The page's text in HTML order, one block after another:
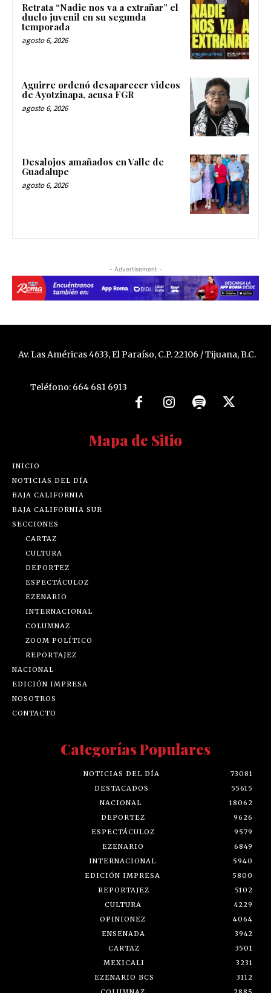
Retrata “Nadie nos va a extrañar” el
duelo juvenil en su segunda
temporada
agosto 6, 2026
Aguirre ordenó desaparecer videos
de Ayotzinapa, acusa FGR
agosto 6, 2026
Desalojos amañados en Valle de
Guadalupe
agosto 6, 2026
- Advertisement -
Av. Las Américas 4633, El Paraíso, C.P. 22106 / Tijuana, B.C.
Teléfono: 664 681 6913
Mapa de Sitio
INICIO
NOTICIAS DEL DÍA
BAJA CALIFORNIA
BAJA CALIFORNIA SUR
SECCIONES
CARTAZ
CULTURA
DEPORTEZ
ESPECTÁCULOZ
EZENARIO
INTERNACIONAL
COLUMNAZ
ZOOM POLÍTICO
REPORTAJEZ
NACIONAL
EDICIÓN IMPRESA
NOSOTROS
CONTACTO
Categorías Populares
NOTICIAS DEL DÍA
73081
DESTACADOS
55615
NACIONAL
18062
DEPORTEZ
9626
ESPECTÁCULOZ
9579
EZENARIO
6849
INTERNACIONAL
5940
EDICIÓN IMPRESA
5800
REPORTAJEZ
5102
CULTURA
4229
OPINIONEZ
4064
ENSENADA
3942
CARTAZ
3501
MEXICALI
3231
EZENARIO BCS
3112